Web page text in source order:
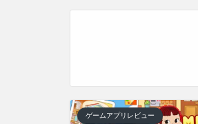
ゲームアプリレビュー